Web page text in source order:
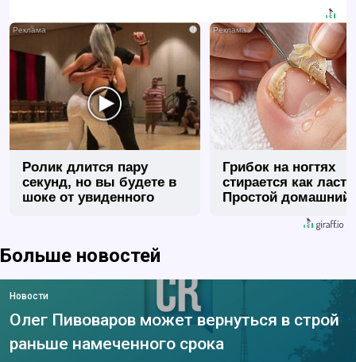
i
Ролик длится пару
секунд, но вы будете в
шоке от увиденного
Грибок на ногтях
стирается как
Простой домашний
Больше новостей
Новости
Олег Пивоваров может вернуться в строй
раньше намеченного срока